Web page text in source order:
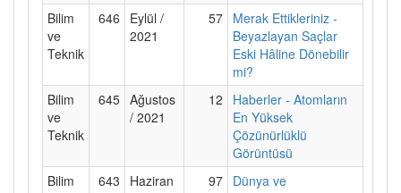
Bilim
ve
Teknik
646
Eylül /
2021
57 Merak Ettikleriniz -
Beyazlayan Saçlar
Eski Hâline Dönebilir
mi?
Bilim
ve
Teknik
645 Ağustos
/ 2021
12
Haberler - Atomların
En Yüksek
Çözünürlüklü
Görüntüsü
Bilim
643
Haziran
97 Dünya ve